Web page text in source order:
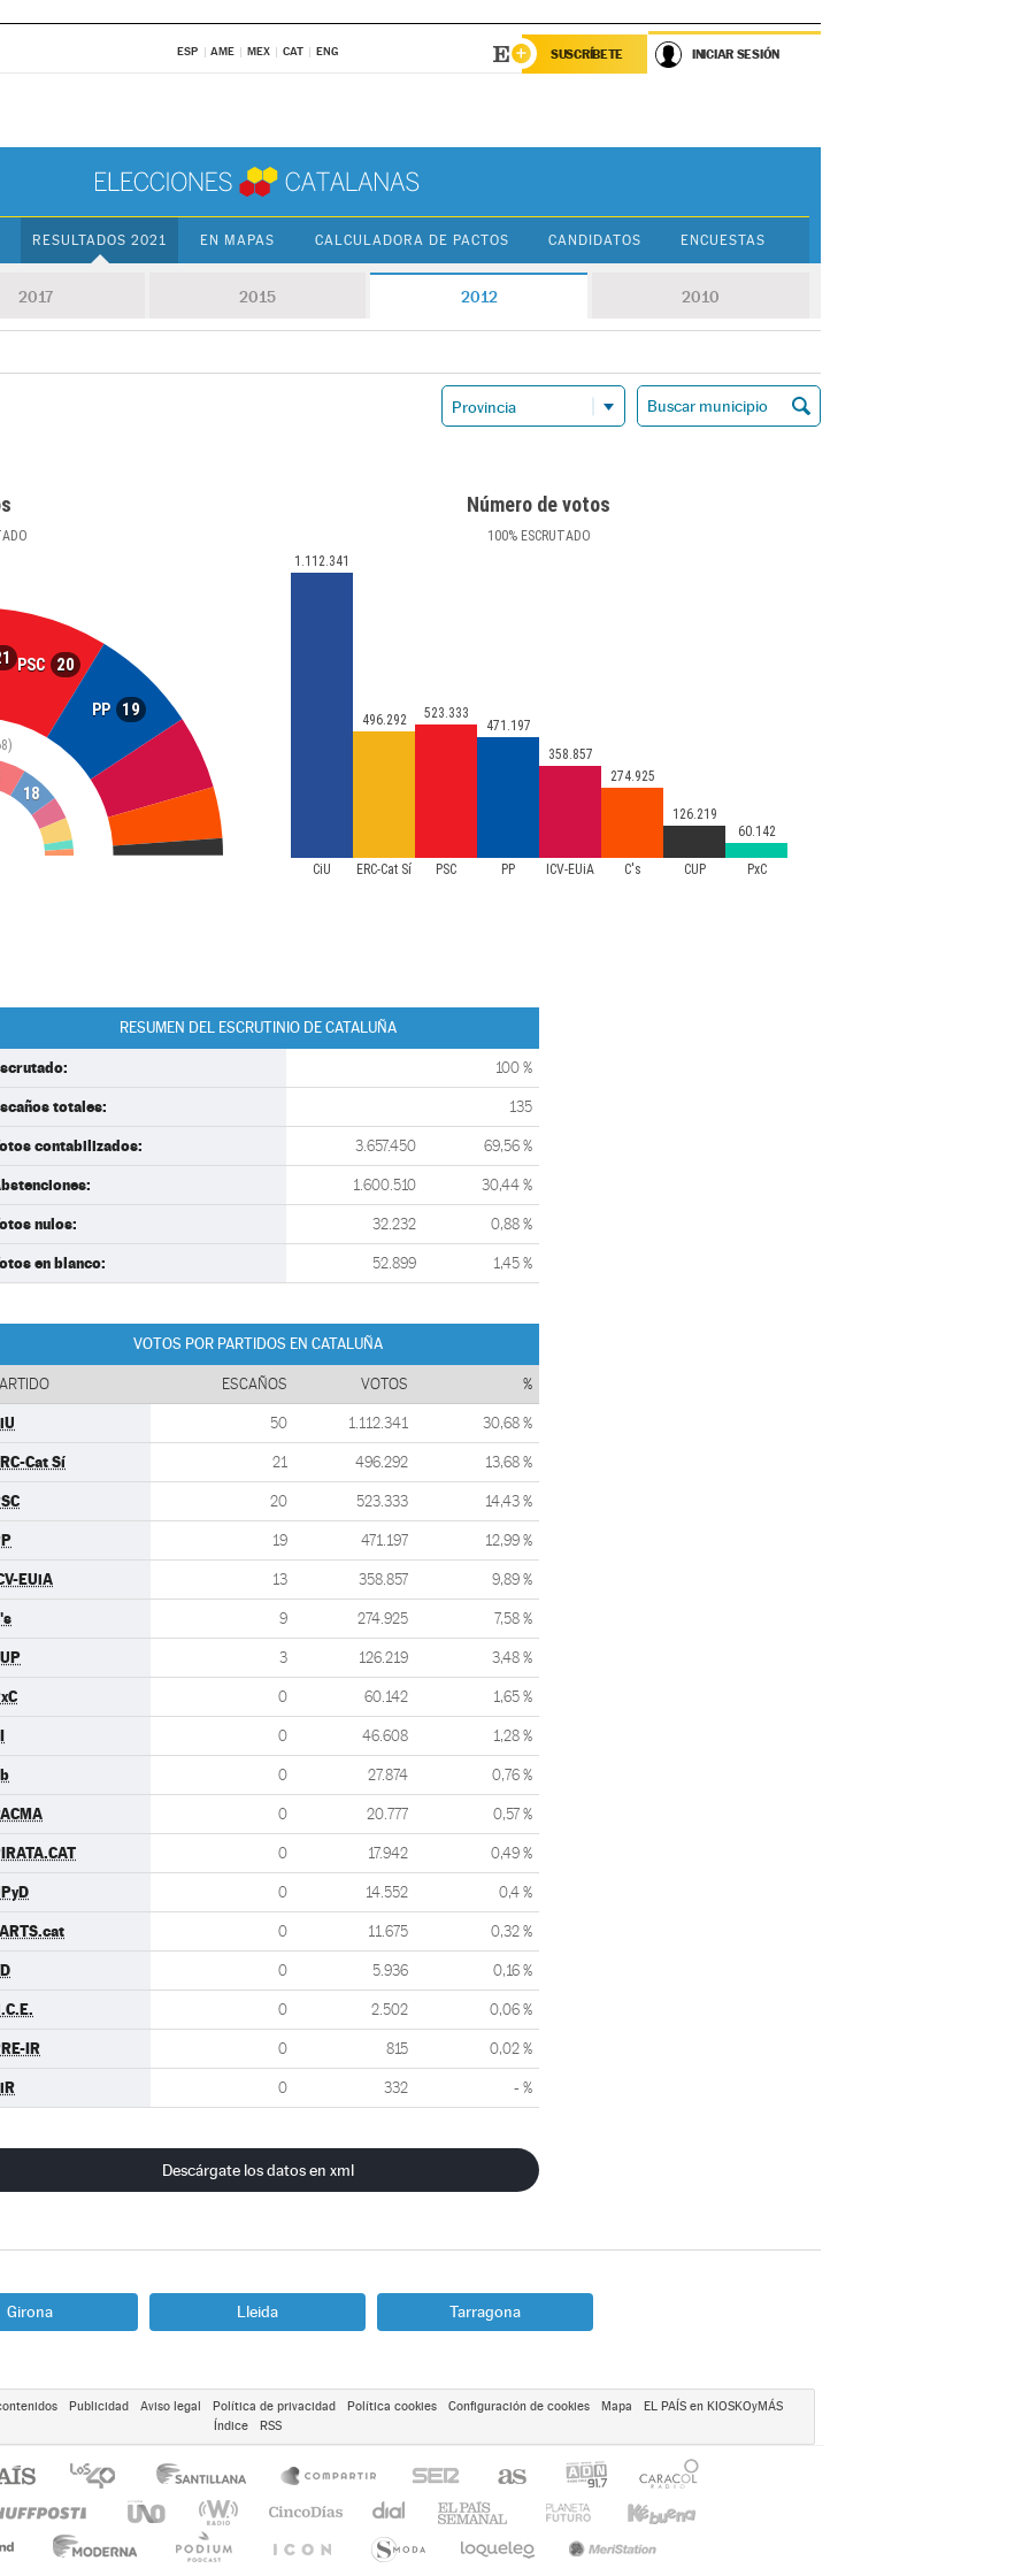
ESP AME MEX CAT ENG SUSCRÍBETE INICIAR SESIÓN
RESULTADOS 2021 EN MAPAS CALCULADORA DE PACTOS CANDIDATOS ENCUESTAS
2017 2015 2012 2010
PSC 20
PP 19
18
Número de votos
100%ESCRUTADO
CiU ERC-Cat Sí PSC PP ICV-EUiA C's CUP PxC
1.112.341
496.292 523.333
471.197
358.857
274.925
126.219
60.142
RESUMEN DEL ESCRUTINIO DE CATALUÑA
100 %
totales: 135
contabilizados: 3.657.450 69,56 %
1.600.510 30,44 %
nulos: 32.232 0,88 %
en blanco: 52.899 1,45 %
VOTOS POR PARTIDOS EN CATALUÑA
ESCAÑOS VOTOS %
50 1.112.341 30,68 %
Cat Sí 21 496.292 13,68 %
20 523.333 14,43 %
19 471.197 12,99 %
EUiA 13 358.857 9,89 %
9 274.925 7,58 %
3 126.219 3,48 %
0 60.142 1,65 %
0 46.608 1,28 %
0 27.874 0,76 %
0 20.777 0,57 %
0 17.942 0,49 %
0 14.552 0,4 %
0 11.675 0,32 %
0 5.936 0,16 %
0 2.502 0,06 %
IR 0 815 0,02 %
0 332 - %
Descárgate los datos en xml
Girona Lleida Tarragona
Publicidad Aviso legal Política de privacidad Política cookies Configuración de cookies Mapa
EL PAÍS en KIOSKOyMÁS
Índice
RSS